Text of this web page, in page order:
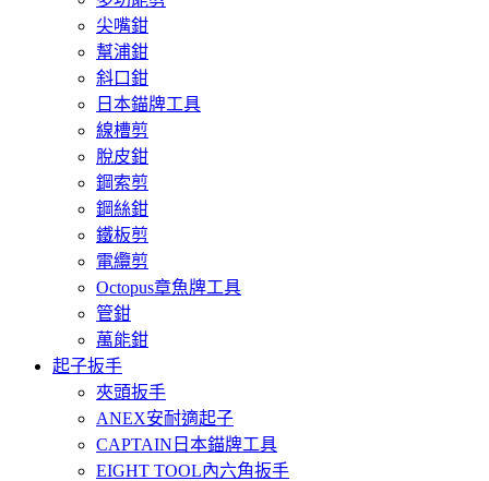
尖嘴鉗
幫浦鉗
斜口鉗
日本錨牌工具
線槽剪
脫皮鉗
鋼索剪
鋼絲鉗
鐵板剪
電纜剪
Octopus章魚牌工具
管鉗
萬能鉗
起子扳手
夾頭扳手
ANEX安耐適起子
CAPTAIN日本錨牌工具
EIGHT TOOL內六角扳手